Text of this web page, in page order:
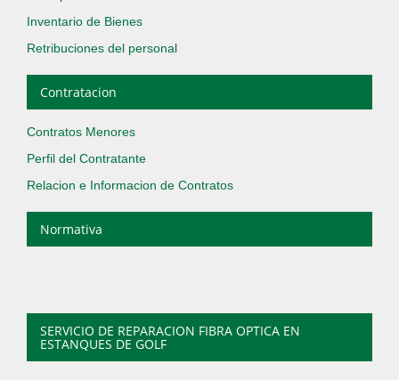
Inventario de Bienes
Retribuciones del personal
Contratacion
Contratos Menores
Perfil del Contratante
Relacion e Informacion de Contratos
Normativa
SERVICIO DE REPARACION FIBRA OPTICA EN
ESTANQUES DE GOLF